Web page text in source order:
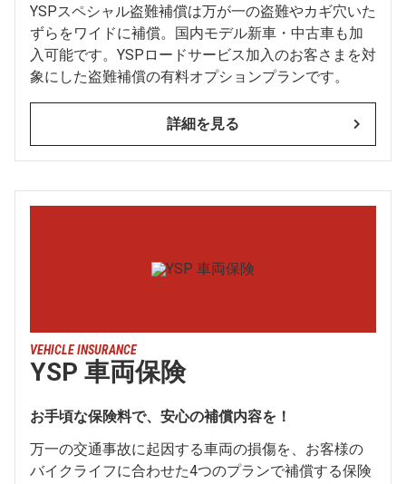
YSPスペシャル盗難補償は万が一の盗難やカギ穴いた
ずらをワイドに補償。国内モデル新車・中古車も加
入可能です。YSPロードサービス加入のお客さまを対
象にした盗難補償の有料オプションプランです。
詳細を見る
VEHICLE INSURANCE
YSP 車両保険
お手頃な保険料で、安心の補償内容を！
万一の交通事故に起因する車両の損傷を、お客様の
バイクライフに合わせた4つのプランで補償する保険